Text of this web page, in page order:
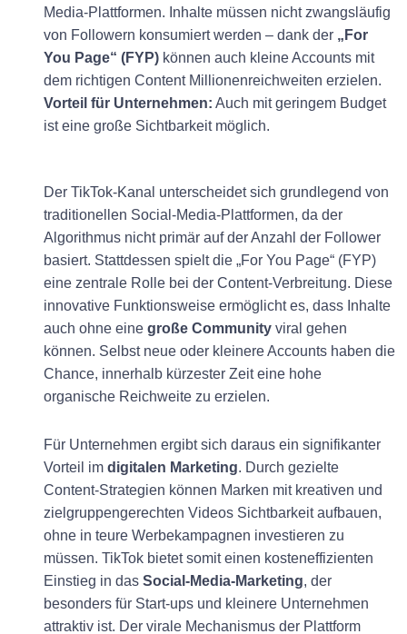
Media-Plattformen. Inhalte müssen nicht zwangsläufig
von Followern konsumiert werden – dank der „For
You Page“ (FYP) können auch kleine Accounts mit
dem richtigen Content Millionenreichweiten erzielen.
Vorteil für Unternehmen: Auch mit geringem Budget
ist eine große Sichtbarkeit möglich.
Der TikTok-Kanal unterscheidet sich grundlegend von
traditionellen Social-Media-Plattformen, da der
Algorithmus nicht primär auf der Anzahl der Follower
basiert. Stattdessen spielt die „For You Page“ (FYP)
eine zentrale Rolle bei der Content-Verbreitung. Diese
innovative Funktionsweise ermöglicht es, dass Inhalte
auch ohne eine große Community viral gehen
können. Selbst neue oder kleinere Accounts haben die
Chance, innerhalb kürzester Zeit eine hohe
organische Reichweite zu erzielen.
Für Unternehmen ergibt sich daraus ein signifikanter
Vorteil im digitalen Marketing. Durch gezielte
Content-Strategien können Marken mit kreativen und
zielgruppengerechten Videos Sichtbarkeit aufbauen,
ohne in teure Werbekampagnen investieren zu
müssen. TikTok bietet somit einen kosteneffizienten
Einstieg in das Social-Media-Marketing, der
besonders für Start-ups und kleinere Unternehmen
attraktiv ist. Der virale Mechanismus der Plattform